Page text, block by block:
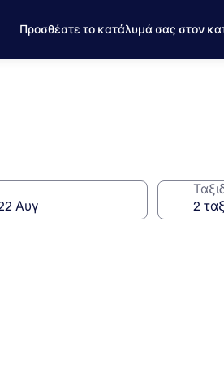
Προσθέστε το κατάλυμά σας στον